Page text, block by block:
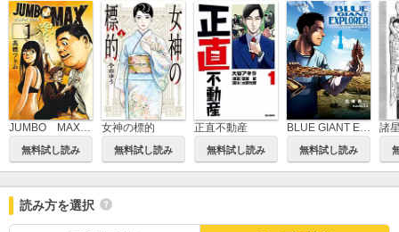
無料試し読み
女神の標的
無料試し読み
正直不動産
無料試し読み 無料試し読み
読み方を選択